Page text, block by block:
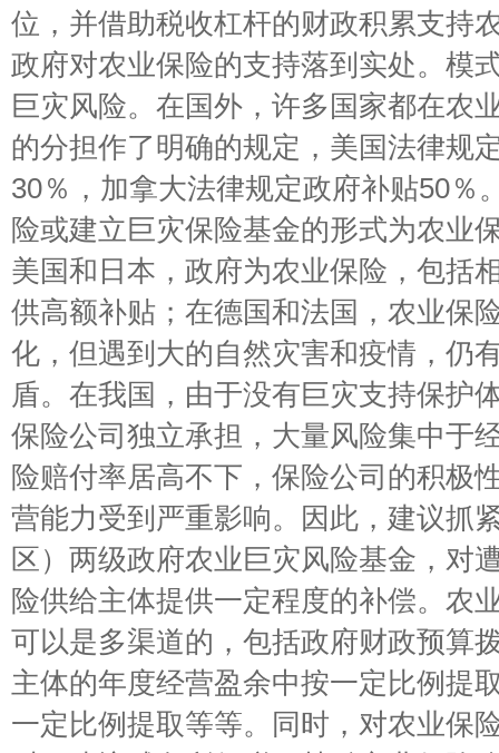
位，并借助税收杠杆的财政积累支持
政府对农业保险的支持落到实处。模
巨灾风险。在国外，许多国家都在农
的分担作了明确的规定，美国法律规
30％，加拿大法律规定政府补贴50％
险或建立巨灾保险基金的形式为农业
美国和日本，政府为农业保险，包括
供高额补贴；在德国和法国，农业保
化，但遇到大的自然灾害和疫情，仍
盾。在我国，由于没有巨灾支持保护
保险公司独立承担，大量风险集中于
险赔付率居高不下，保险公司的积极
营能力受到严重影响。因此，建议抓
区）两级政府农业巨灾风险基金，对
险供给主体提供一定程度的补偿。农
可以是多渠道的，包括政府财政预算
主体的年度经营盈余中按一定比例提
一定比例提取等等。同时，对农业保